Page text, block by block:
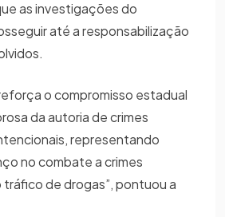
as investigações do
até a responsabilização
o compromisso estadual
da autoria de crimes
representando
no combate a crimes
tráfico de drogas”, pontuou a